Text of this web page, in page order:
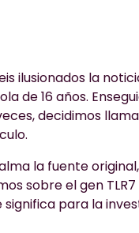
ilusionados la
de 16 años.
decidimos
la fuente
sobre el gen
para la